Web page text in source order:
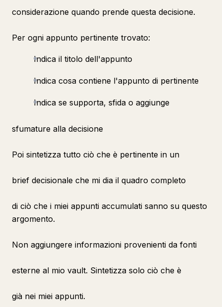
considerazione quando prende questa decisione.
Per ogni appunto pertinente trovato:
Indica il titolo dell'appunto
Indica cosa contiene l'appunto di pertinente
Indica se supporta, sfida o aggiunge
sfumature alla decisione
Poi sintetizza tutto ciò che è pertinente in un
brief decisionale che mi dia il quadro completo
di ciò che i miei appunti accumulati sanno su questo
argomento.
Non aggiungere informazioni provenienti da fonti
esterne al mio vault. Sintetizza solo ciò che è
già nei miei appunti.